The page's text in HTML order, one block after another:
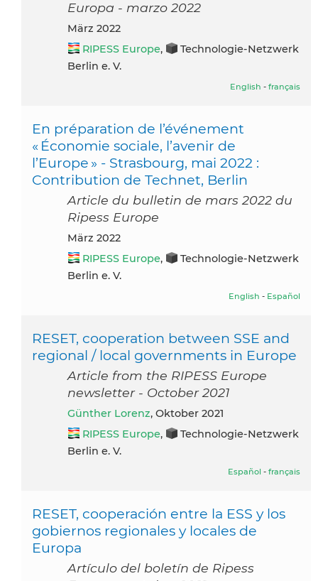
Europa - marzo 2022
März 2022
RIPESS Europe,
Technologie-Netzwerk
Berlin e. V.
English - français
En préparation de l’événement
« Économie sociale, l’avenir de
l’Europe » - Strasbourg, mai 2022 :
Contribution de Technet, Berlin
Article du bulletin de mars 2022 du
Ripess Europe
März 2022
RIPESS Europe,
Technologie-Netzwerk
Berlin e. V.
English - Español
RESET, cooperation between SSE and
regional / local governments in Europe
Article from the RIPESS Europe
newsletter - October 2021
Günther Lorenz, Oktober 2021
RIPESS Europe,
Technologie-Netzwerk
Berlin e. V.
Español - français
RESET, cooperación entre la ESS y los
gobiernos regionales y locales de
Europa
Artículo del boletín de Ripess